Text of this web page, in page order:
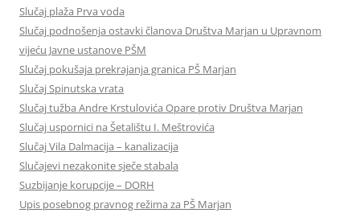
Slučaj plaža Prva voda
Slučaj podnošenja ostavki članova Društva Marjan u Upravnom
vijeću Javne ustanove PŠM
Slučaj pokušaja prekrajanja granica PŠ Marjan
Slučaj Spinutska vrata
Slučaj tužba Andre Krstulovića Opare protiv Društva Marjan
Slučaj uspornici na Šetalištu I. Meštrovića
Slučaj Vila Dalmacija – kanalizacija
Slučajevi nezakonite sječe stabala
Suzbijanje korupcije – DORH
Upis posebnog pravnog režima za PŠ Marjan